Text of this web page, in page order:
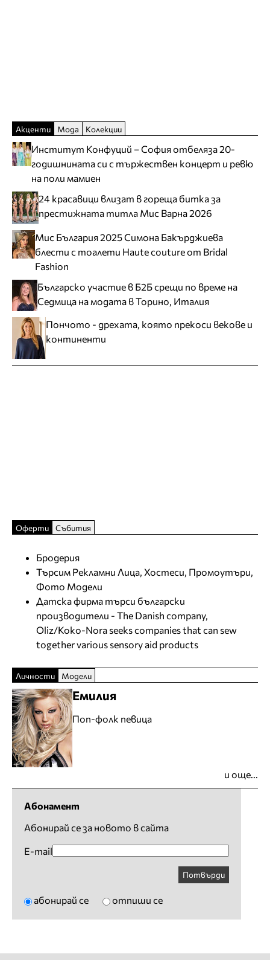
Акценти Мода Колекции
Институт Конфуций – София отбеляза 20-
годишнината си с тържествен концерт и ревю
на поли мамиен
24 красавици влизат в гореща битка за
престижната титла Мис Варна 2026
Мис България 2025 Симона Бакърджиева
блести с тоалети Haute couture от Bridal
Fashion
Българско участие в Б2Б срещи по време на
Седмица на модата в Торино, Италия
Пончото - дрехата, която прекоси векове и
континенти
Оферти Събития
Бродерия
Търсим Рекламни Лица, Хостеси, Промоутъри,
Фото Модели
Датска фирма търси български
производители - The Danish company,
Oliz/Koko-Nora seeks companies that can sew
together various sensory aid products
Личности Модели
Емилия
Поп-фолк певица
и още...
Абонамент
Абонирай се за новото в сайта
E-mail
Потвърди
абонирай се отпиши се